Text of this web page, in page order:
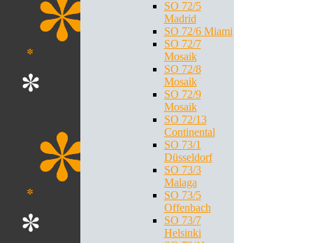
SO 72/5
Madrid
SO 72/6 Miami
SO 72/7
Mosaik
SO 72/8
Mosaik
SO 72/9
Mosaik
SO 72/13
Continental
SO 73/1
Düsseldorf
SO 73/3
Malaga
SO 73/5
Offenbach
SO 73/7
Helsinki